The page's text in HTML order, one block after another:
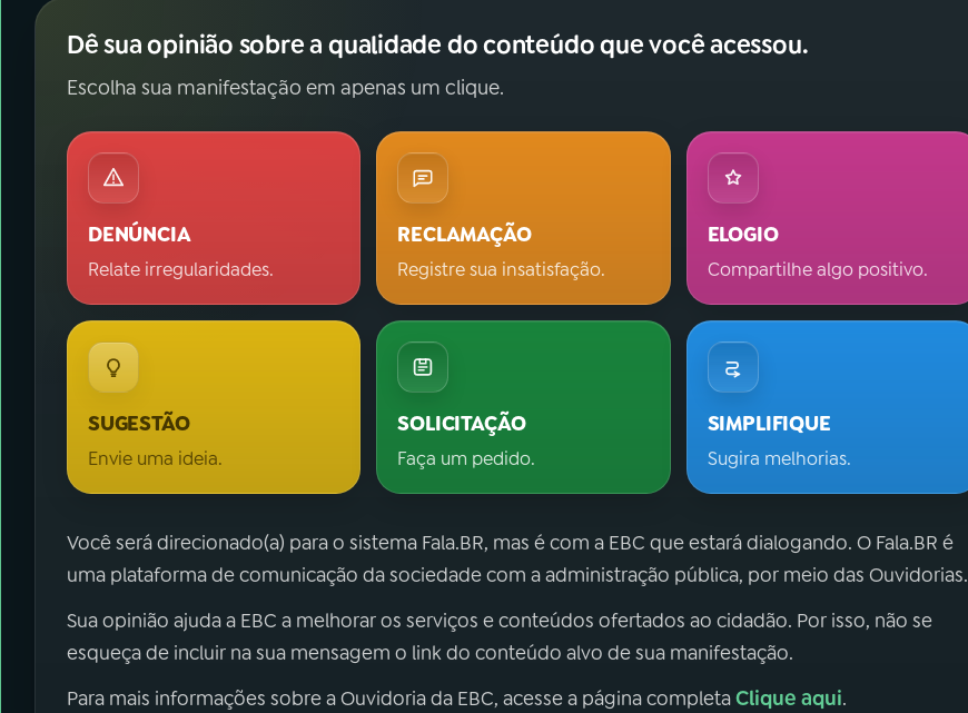
Dê sua opinião sobre a qualidade do conteúdo que você acessou.
Escolha sua manifestação em apenas um clique.
DENÚNCIA
Relate irregularidades.
RECLAMAÇÃO
Registre sua insatisfação.
ELOGIO
Compartilhe algo positivo.
SUGESTÃO
Envie uma ideia.
SOLICITAÇÃO
Faça um pedido.
SIMPLIFIQUE
Sugira melhorias.
Você será direcionado(a) para o sistema Fala.BR, mas é com a EBC que estará dialogando. O Fala.BR é
uma plataforma de comunicação da sociedade com a administração pública, por meio das Ouvidorias.
Sua opinião ajuda a EBC a melhorar os serviços e conteúdos ofertados ao cidadão. Por isso, não se
esqueça de incluir na sua mensagem o link do conteúdo alvo de sua manifestação.
Para mais informações sobre a Ouvidoria da EBC, acesse a página completaClique aqui.